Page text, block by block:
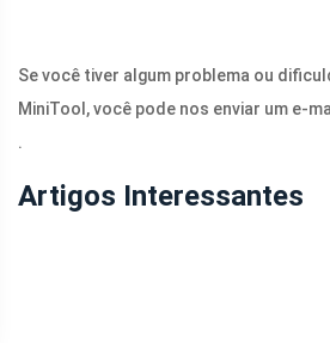
Se você tiver algum problema ou
MiniTool, você pode nos enviar um e-
.
Artigos Interessantes